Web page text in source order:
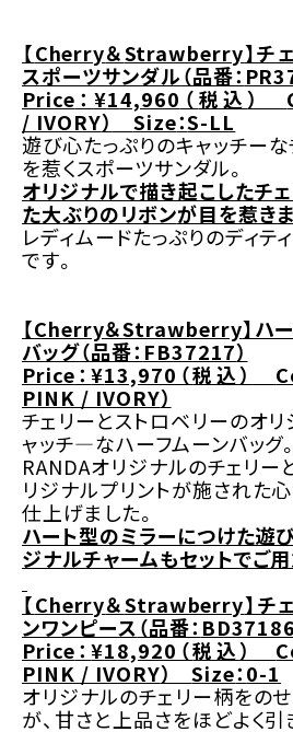
【Cherry＆Strawberry】チ
スポーツサンダル（品番：
Price ： ¥14,960 （税込）
/ IVORY） Size：S-LL
遊び心たっぷりのキャッチー
を惹くスポーツサンダル。
オリジナルで描き起こしたチ
た大ぶりのリボンが目を惹きま
レディムードたっぷりのディテ
です。
【Cherry＆Strawberry】ハ
バッグ（品番： FB37217）
Price：¥13,970 （税込）
PINK / IVORY）
チェリーとストロベリーのオ
ャッチ―なハーフムーンバッグ。
RANDAオリジナルのチェリー
リジナルプリントが施された
仕上げました。
ハート型のミラーにつけた遊
ジナルチャームもセットでご
【Cherry＆Strawberry】チ
ンワンピース（品番：
Price：¥18,920 （税込）
PINK / IVORY）Size：0-1
オリジナルのチェリー柄をの
が、甘さと上品さをほどよく